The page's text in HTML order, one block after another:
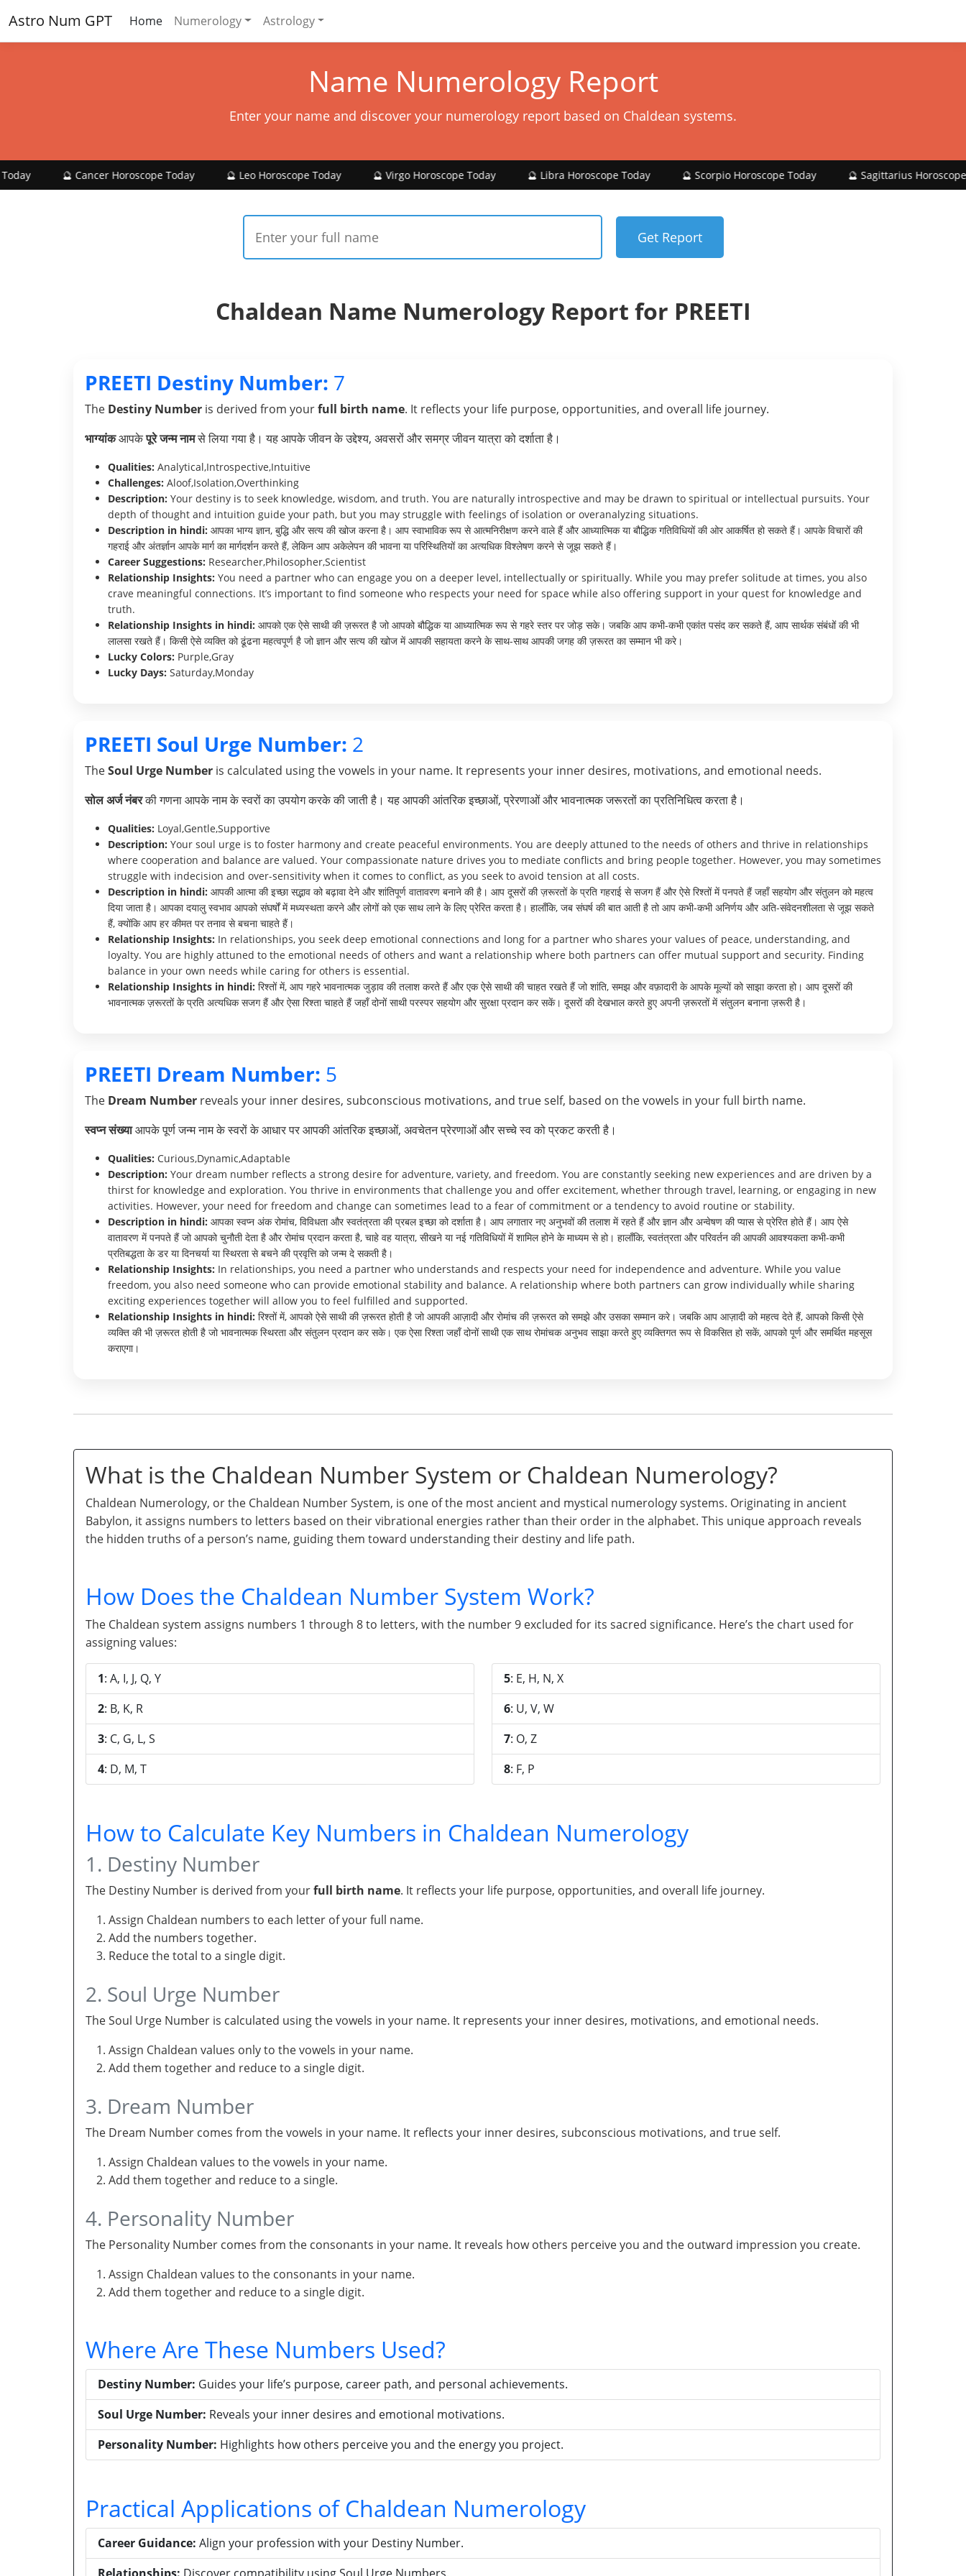
Astro Num GPT Home Numerology Astrology
Name Numerology Report
Enter your name and discover your numerology report based on Chaldean systems.
🔮 Cancer Horoscope Today 🔮 Leo Horoscope Today 🔮 Virgo Horoscope Today 🔮 Libra Horoscope Today 🔮 Scorpio Horoscope Today 🔮 Sagittarius Horoscope Today
Chaldean Name Numerology Report for PREETI
PREETI Destiny Number: 7
The Destiny Number is derived from yourfull birth name. It reflects your life purpose, opportunities, and overall life journey.
भाग्यांकआपकेपूरे जन्म नामसे लिया गया है। यह आपके जीवन के उद्देश्य, अवसरों और समग्र जीवन यात्रा को दर्शाता है।
Qualities: Analytical,Introspective,Intuitive
Challenges: Aloof,Isolation,Overthinking
Description: Your destiny is to seek knowledge, wisdom, and truth. You are naturally introspective and may be drawn to spiritual or intellectual pursuits. Your
depth of thought and intuition guide your path, but you may struggle with feelings of isolation or overanalyzing situations.
Description in hindi: आपका भाग्य ज्ञान, बुद्धि और सत्य की खोज करना है। आप स्वाभाविक रूप से आत्मनिरीक्षण करने वाले हैं और आध्यात्मिक या बौद्धिक गतिविधियों की ओर आकर्षित हो सकते हैं। आपके विचारों की
गहराई और अंतर्ज्ञान आपके मार्ग का मार्गदर्शन करते हैं, लेकिन आप अकेलेपन की भावना या परिस्थितियों का अत्यधिक विश्लेषण करने से जूझ सकते हैं।
Career Suggestions: Researcher,Philosopher,Scientist
Relationship Insights: You need a partner who can engage you on a deeper level, intellectually or spiritually. While you may prefer solitude at times, you also
crave meaningful connections. It’s important to find someone who respects your need for space while also offering support in your quest for knowledge and
truth.
Relationship Insights in hindi: आपको एक ऐसे साथी की ज़रूरत है जो आपको बौद्धिक या आध्यात्मिक रूप से गहरे स्तर पर जोड़ सके। जबकि आप कभी-कभी एकांत पसंद कर सकते हैं, आप सार्थक संबंधों की भी
लालसा रखते हैं। किसी ऐसे व्यक्ति को ढूंढना महत्वपूर्ण है जो ज्ञान और सत्य की खोज में आपकी सहायता करने के साथ-साथ आपकी जगह की ज़रूरत का सम्मान भी करे।
Lucky Colors: Purple,Gray
Lucky Days: Saturday,Monday
PREETI Soul Urge Number: 2
TheSoul Urge Number is calculated using the vowels in your name. It represents your inner desires, motivations, and emotional needs.
सोल अर्ज नंबरकी गणना आपके नाम के स्वरों का उपयोग करके की जाती है। यह आपकी आंतरिक इच्छाओं, प्रेरणाओं और भावनात्मक जरूरतों का प्रतिनिधित्व करता है।
Qualities: Loyal,Gentle,Supportive
Description: Your soul urge is to foster harmony and create peaceful environments. You are deeply attuned to the needs of others and thrive in relationships
where cooperation and balance are valued. Your compassionate nature drives you to mediate conflicts and bring people together. However, you may sometimes
struggle with indecision and over-sensitivity when it comes to conflict, as you seek to avoid tension at all costs.
Description in hindi: आपकी आत्मा की इच्छा सद्भाव को बढ़ावा देने और शांतिपूर्ण वातावरण बनाने की है। आप दूसरों की ज़रूरतों के प्रति गहराई से सजग हैं और ऐसे रिश्तों में पनपते हैं जहाँ सहयोग और संतुलन को महत्व
दिया जाता है। आपका दयालु स्वभाव आपको संघर्षों में मध्यस्थता करने और लोगों को एक साथ लाने के लिए प्रेरित करता है। हालाँकि, जब संघर्ष की बात आती है तो आप कभी-कभी अनिर्णय और अति-संवेदनशीलता से जूझ सकते
हैं, क्योंकि आप हर कीमत पर तनाव से बचना चाहते हैं।
Relationship Insights: In relationships, you seek deep emotional connections and long for a partner who shares your values of peace, understanding, and
loyalty. You are highly attuned to the emotional needs of others and want a relationship where both partners can offer mutual support and security. Finding
balance in your own needs while caring for others is essential.
Relationship Insights in hindi: रिश्तों में, आप गहरे भावनात्मक जुड़ाव की तलाश करते हैं और एक ऐसे साथी की चाहत रखते हैं जो शांति, समझ और वफ़ादारी के आपके मूल्यों को साझा करता हो। आप दूसरों की
भावनात्मक ज़रूरतों के प्रति अत्यधिक सजग हैं और ऐसा रिश्ता चाहते हैं जहाँ दोनों साथी परस्पर सहयोग और सुरक्षा प्रदान कर सकें। दूसरों की देखभाल करते हुए अपनी ज़रूरतों में संतुलन बनाना ज़रूरी है।
PREETI Dream Number: 5
The Dream Number reveals your inner desires, subconscious motivations, and true self, based on the vowels in your full birth name.
स्वप्न संख्याआपके पूर्ण जन्म नाम के स्वरों के आधार पर आपकी आंतरिक इच्छाओं, अवचेतन प्रेरणाओं और सच्चे स्व को प्रकट करती है।
Qualities: Curious,Dynamic,Adaptable
Description: Your dream number reflects a strong desire for adventure, variety, and freedom. You are constantly seeking new experiences and are driven by a
thirst for knowledge and exploration. You thrive in environments that challenge you and offer excitement, whether through travel, learning, or engaging in new
activities. However, your need for freedom and change can sometimes lead to a fear of commitment or a tendency to avoid routine or stability.
Description in hindi: आपका स्वप्न अंक रोमांच, विविधता और स्वतंत्रता की प्रबल इच्छा को दर्शाता है। आप लगातार नए अनुभवों की तलाश में रहते हैं और ज्ञान और अन्वेषण की प्यास से प्रेरित होते हैं। आप ऐसे
वातावरण में पनपते हैं जो आपको चुनौती देता है और रोमांच प्रदान करता है, चाहे वह यात्रा, सीखने या नई गतिविधियों में शामिल होने के माध्यम से हो। हालाँकि, स्वतंत्रता और परिवर्तन की आपकी आवश्यकता कभी-कभी
प्रतिबद्धता के डर या दिनचर्या या स्थिरता से बचने की प्रवृत्ति को जन्म दे सकती है।
Relationship Insights: In relationships, you need a partner who understands and respects your need for independence and adventure. While you value
freedom, you also need someone who can provide emotional stability and balance. A relationship where both partners can grow individually while sharing
exciting experiences together will allow you to feel fulfilled and supported.
Relationship Insights in hindi: रिश्तों में, आपको ऐसे साथी की ज़रूरत होती है जो आपकी आज़ादी और रोमांच की ज़रूरत को समझे और उसका सम्मान करे। जबकि आप आज़ादी को महत्व देते हैं, आपको किसी ऐसे
व्यक्ति की भी ज़रूरत होती है जो भावनात्मक स्थिरता और संतुलन प्रदान कर सके। एक ऐसा रिश्ता जहाँ दोनों साथी एक साथ रोमांचक अनुभव साझा करते हुए व्यक्तिगत रूप से विकसित हो सकें, आपको पूर्ण और समर्थित महसूस
कराएगा।
What is the Chaldean Number System or Chaldean Numerology?
Chaldean Numerology, or the Chaldean Number System, is one of the most ancient and mystical numerology systems. Originating in ancient
Babylon, it assigns numbers to letters based on their vibrational energies rather than their order in the alphabet. This unique approach reveals
the hidden truths of a person’s name, guiding them toward understanding their destiny and life path.
How Does the Chaldean Number System Work?
The Chaldean system assigns numbers 1 through 8 to letters, with the number 9 excluded for its sacred significance. Here’s the chart used for
assigning values:
1: A, I, J, Q, Y
2: B, K, R
3: C, G, L, S
4: D, M, T
5: E, H, N, X
6: U, V, W
7: O, Z
8: F, P
How to Calculate Key Numbers in Chaldean Numerology
1. Destiny Number
The Destiny Number is derived from yourfull birth name. It reflects your life purpose, opportunities, and overall life journey.
Assign Chaldean numbers to each letter of your full name.
Add the numbers together.
Reduce the total to a single digit.
2. Soul Urge Number
The Soul Urge Number is calculated using the vowels in your name. It represents your inner desires, motivations, and emotional needs.
Assign Chaldean values only to the vowels in your name.
Add them together and reduce to a single digit.
3. Dream Number
The Dream Number comes from the vowels in your name. It reflects your inner desires, subconscious motivations, and true self.
Assign Chaldean values to the vowels in your name.
Add them together and reduce to a single.
4. Personality Number
The Personality Number comes from the consonants in your name. It reveals how others perceive you and the outward impression you create.
Assign Chaldean values to the consonants in your name.
Add them together and reduce to a single digit.
Where Are These Numbers Used?
Destiny Number: Guides your life’s purpose, career path, and personal achievements.
Soul Urge Number: Reveals your inner desires and emotional motivations.
Personality Number: Highlights how others perceive you and the energy you project.
Practical Applications of Chaldean Numerology
Career Guidance: Align your profession with your Destiny Number.